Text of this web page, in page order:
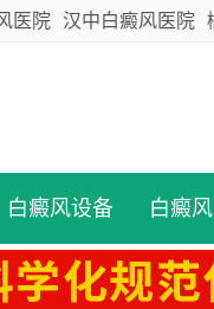
医院 汉中白癜风医院
白癜风设备 白癜